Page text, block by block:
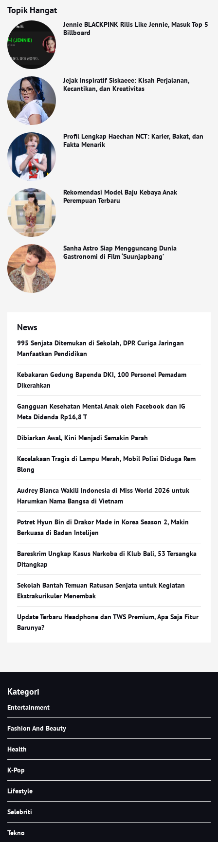
Topik Hangat
Jennie BLACKPINK Rilis Like Jennie, Masuk Top 5
Billboard
Jejak Inspiratif Siskaeee: Kisah Perjalanan,
Kecantikan, dan Kreativitas
Profil Lengkap Haechan NCT: Karier, Bakat, dan
Fakta Menarik
Rekomendasi Model Baju Kebaya Anak
Perempuan Terbaru
Sanha Astro Siap Mengguncang Dunia
Gastronomi di Film ‘Suunjapbang’
News
995 Senjata Ditemukan di Sekolah, DPR Curiga Jaringan
Manfaatkan Pendidikan
Kebakaran Gedung Bapenda DKI, 100 Personel Pemadam
Dikerahkan
Gangguan Kesehatan Mental Anak oleh Facebook dan IG
Meta Didenda Rp16,8 T
Dibiarkan Awal, Kini Menjadi Semakin Parah
Kecelakaan Tragis di Lampu Merah, Mobil Polisi Diduga Rem
Blong
Audrey Bianca Wakili Indonesia di Miss World 2026 untuk
Harumkan Nama Bangsa di Vietnam
Potret Hyun Bin di Drakor Made in Korea Season 2, Makin
Berkuasa di Badan Intelijen
Bareskrim Ungkap Kasus Narkoba di Klub Bali, 53 Tersangka
Ditangkap
Sekolah Bantah Temuan Ratusan Senjata untuk Kegiatan
Ekstrakurikuler Menembak
Update Terbaru Headphone dan TWS Premium, Apa Saja Fitur
Barunya?
Kategori
Entertainment
Fashion And Beauty
Health
K-Pop
Lifestyle
Selebriti
Tekno